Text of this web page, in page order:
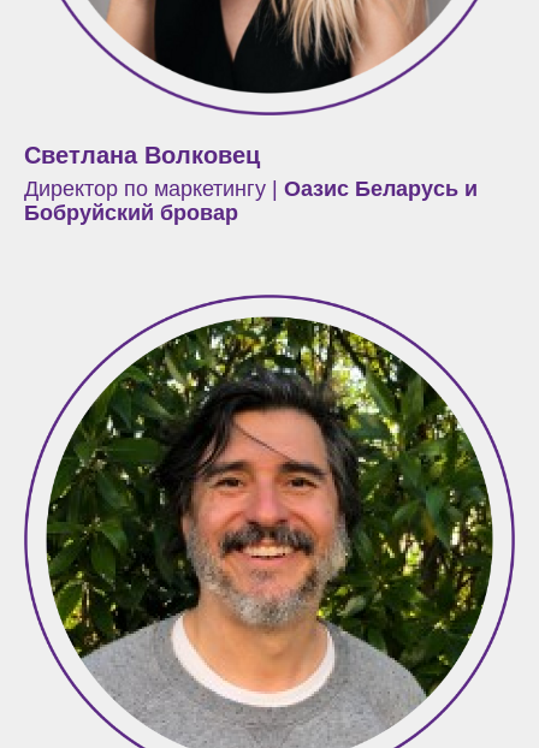
Светлана Волковец
Директор по маркетингу | Оазис Беларусь и
Бобруйский бровар